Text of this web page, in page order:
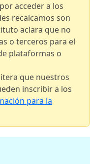
acceder a los
recalcamos son
aclara que no
o terceros para el
plataformas o
que nuestros
inscribir a los
para la